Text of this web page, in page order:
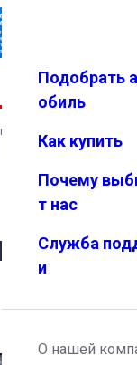
Избранн
Меню
Подобрать
обиль
Как купить
Почему
т нас
Служба
и
О нашей
ряд